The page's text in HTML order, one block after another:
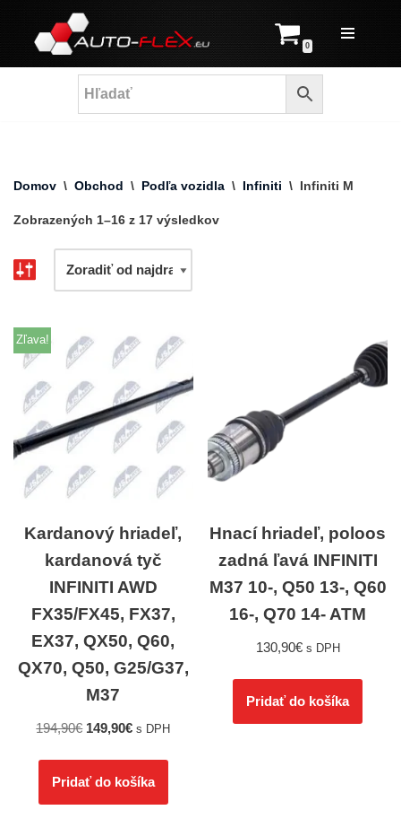
Prejsť
na
0
Domov \ Obchod \ Podľa vozidla \ Infiniti \ Infiniti M
Zobrazených 1–16 z 17 výsledkov
Zľava!
Kardanový hriadeľ,
kardanová tyč
INFINITI AWD
FX35/FX45, FX37,
EX37, QX50, Q60,
QX70, Q50, G25/G37,
M37
194,90€ 149,90€ s DPH
Pridať do košíka
Hnací hriadeľ, poloos
zadná ľavá INFINITI
M37 10-, Q50 13-, Q60
16-, Q70 14- ATM
130,90€ s DPH
Pridať do košíka